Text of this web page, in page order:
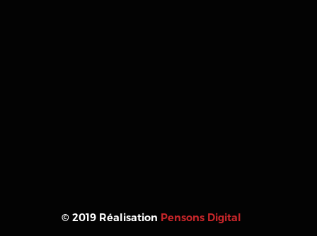
© 2019 Réalisation Pensons Digital